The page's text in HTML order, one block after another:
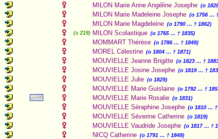
MILON Marie Anne Angéline Josephe (o
MILON Marie Madeleine Josephe (o 1756 …
MILON Marie Magdeleine (o 1790 … † 1862)
(s 219) MILON Scolastique (o 1765 … † 1835)
MOMMART Thérèse (o 1786 … † 1849)
MOREL Célestine (o 1804 … † 1871)
MOUVIELLE Jeanne Brigitte (o 1823 … †
MOUVIELLE Josine Josephe (o 1819 … †
MOUVIELLE Julie (o 1829)
MOUVIELLE Marie Guislaine (o 1792 … †
MOUVIELLE Marie Rosalie (o 1831)
MOUVIELLE Séraphine Josephe (o 1810 … †
MOUVIELLE Séverine Catherine (o 1819)
MOUVIELLE Vaudride Josephe (o 1817 … †
NICQ Catherine (o 1791 … † 1849)